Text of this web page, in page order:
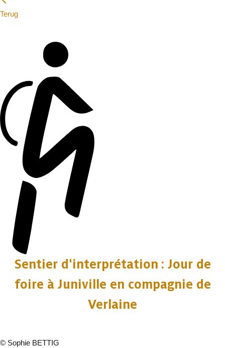
Terug
Sentier d'interprétation : Jour de
foire à Juniville en compagnie de
Verlaine
© Sophie BETTIG